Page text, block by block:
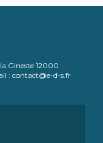
Gineste 12000
d-s.fr